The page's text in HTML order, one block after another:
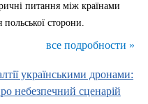
питання між країнами
сторони.
все подробности »
українськими дронами:
небезпечний сценарій